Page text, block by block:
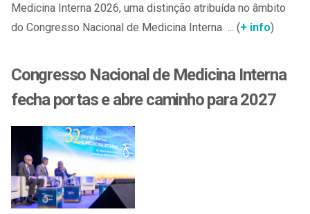
Medicina Interna 2026, uma distinção atribuída no âmbito
do Congresso Nacional de Medicina Interna ... (+ info)
Congresso Nacional de Medicina Interna
fecha portas e abre caminho para 2027